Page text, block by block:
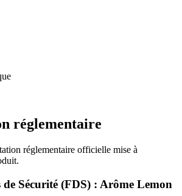
réglementaire
réglementaire officielle mise à
de Sécurité (FDS) : Arôme Lemon